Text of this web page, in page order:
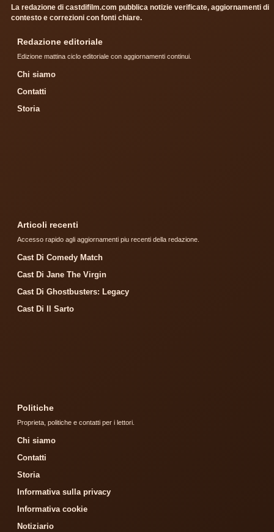
La redazione di castdifilm.com pubblica notizie verificate, aggiornamenti di
contesto e correzioni con fonti chiare.
Redazione editoriale
Edizione mattina ciclo editoriale con aggiornamenti continui.
Chi siamo
Contatti
Storia
Articoli recenti
Accesso rapido agli aggiornamenti piu recenti della redazione.
Cast Di Comedy Match
Cast Di Jane The Virgin
Cast Di Ghostbusters: Legacy
Cast Di Il Sarto
Politiche
Proprieta, politiche e contatti per i lettori.
Chi siamo
Contatti
Storia
Informativa sulla privacy
Informativa cookie
Notiziario